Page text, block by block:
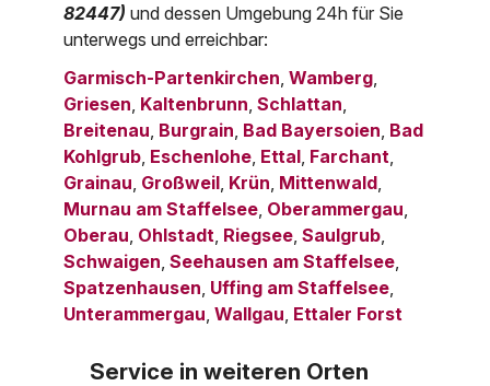
82447) und dessen Umgebung 24h für Sie
unterwegs und erreichbar:
Garmisch-Partenkirchen,Wamberg,
Griesen, Kaltenbrunn,Schlattan,
Breitenau, Burgrain, Bad Bayersoien, Bad
Kohlgrub, Eschenlohe, Ettal, Farchant,
Grainau, Großweil, Krün, Mittenwald,
Murnau am Staffelsee, Oberammergau,
Oberau, Ohlstadt, Riegsee,Saulgrub,
Schwaigen,Seehausen am Staffelsee,
Spatzenhausen, Uffing am Staffelsee,
Unterammergau,Wallgau, Ettaler Forst
Service in weiteren Orten